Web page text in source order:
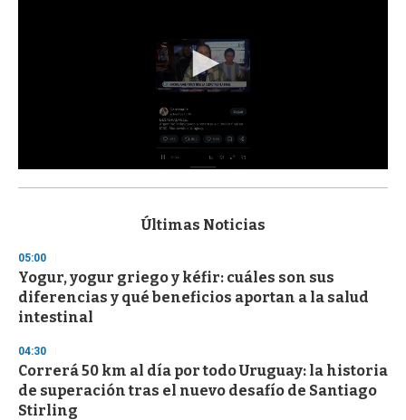
s
d
s
o
f
3
s
e
c
o
n
Últimas Noticias
05:00
Yogur, yogur griego y kéfir: cuáles son sus
diferencias y qué beneficios aportan a la salud
intestinal
04:30
Correrá 50 km al día por todo Uruguay: la historia
de superación tras el nuevo desafío de Santiago
Stirling